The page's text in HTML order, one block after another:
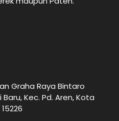
Graha Raya Bintaro
Kec. Pd. Aren, Kota